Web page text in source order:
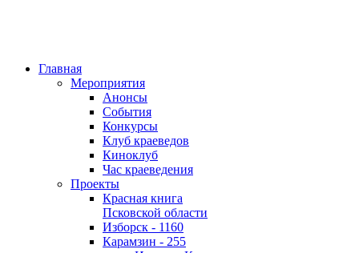
Главная
Мероприятия
Анонсы
События
Конкурсы
Клуб краеведов
Киноклуб
Час краеведения
Проекты
Красная книга
Псковской области
Изборск - 1160
Карамзин - 255